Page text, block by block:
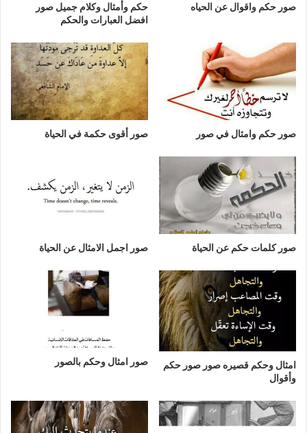
صور حكم واقوال عن الحياه
حكم وأمثال وكلام جميل صور
افضل العبارات والحكم
صور حكم وامثال في صور صور أقوى حكمة في الحياة
صور كلمات حكم عن الحياة صور اجمل الامثال عن الحياة
امثال وحكم قصيره صور صور حكم
وأقوال
صور امثال وحكم بالصور